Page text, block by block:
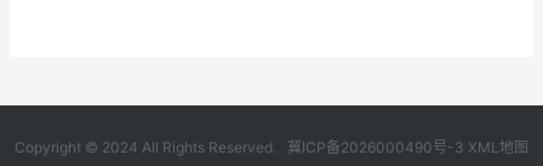
Copyright © 2024 All Rights Reserved. 冀ICP备2026000490号-3 XML地图